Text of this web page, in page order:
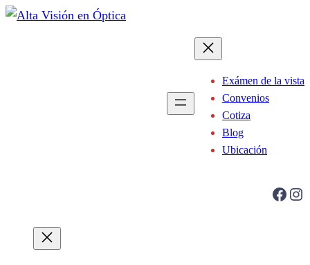
Saltar
Exámen de la vista
Convenios
Cotiza
Blog
Ubicación
Facebook Instagram